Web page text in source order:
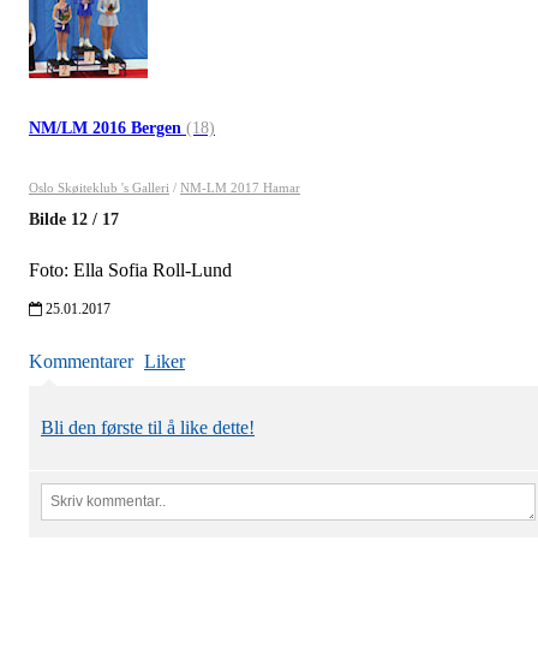
NM/LM 2016 Bergen (18)
Oslo Skøiteklub 's Galleri / NM-LM 2017 Hamar
Bilde 12 / 17
Foto: Ella Sofia Roll-Lund
25.01.2017
Kommentarer Liker
Bli den første til å like dette!